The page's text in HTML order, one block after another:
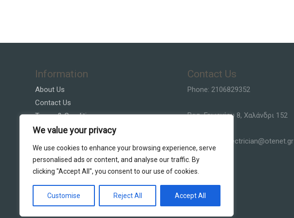
We value your privacy
We use cookies to enhance your browsing experience, serve
personalised ads or content, and analyse our traffic. By
clicking "Accept All", you consent to our use of cookies.
Customise Reject All Accept All
Information
About Us
Contact Us
Terms & Conditions
Privacy Policy
Contact Us
Phone: 2106829352
Βασ. Γεωργίου 8, Χαλάνδρι 152
Email:Vlasiselectrician@otenet.gr
Copyright © 2026 DS Lighting